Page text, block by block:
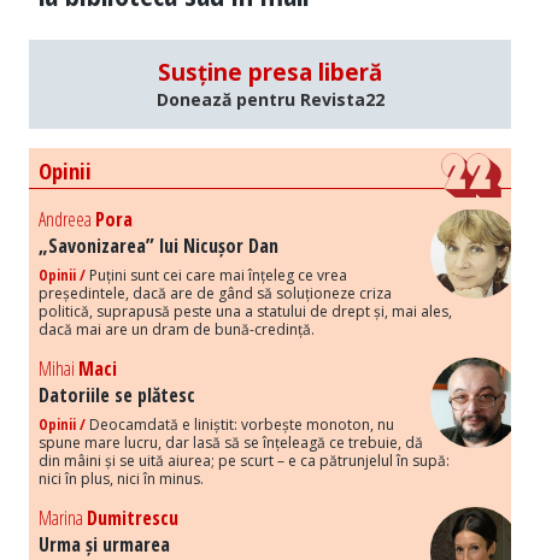
Susține presa liberă
Donează pentru Revista22
Opinii
Andreea Pora
„Savonizarea” lui Nicușor Dan
Opinii / Puțini sunt cei care mai înțeleg ce vrea
președintele, dacă are de gând să soluționeze criza
politică, suprapusă peste una a statului de drept și, mai ales,
dacă mai are un dram de bună-credință.
Mihai Maci
Datoriile se plătesc
Opinii / Deocamdată e liniștit: vorbește monoton, nu
spune mare lucru, dar lasă să se înțeleagă ce trebuie, dă
din mâini și se uită aiurea; pe scurt – e ca pătrunjelul în supă:
nici în plus, nici în minus.
Marina Dumitrescu
Urma și urmarea